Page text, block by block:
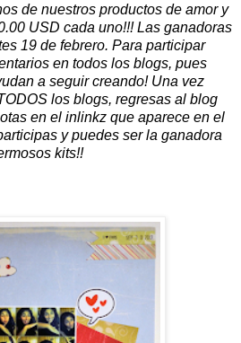
de nuestros productos de amor y
USD cada uno!!! Las ganadoras
19 de febrero. Para participar
en todos los blogs, pues
a seguir creando! Una vez
los blogs, regresas al blog
en el inlinkz que aparece en el
y puedes ser la ganadora
kits!!